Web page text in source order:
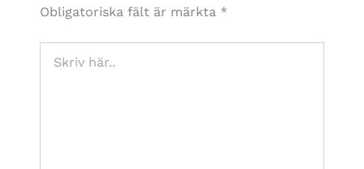
Obligatoriska fält är märkta *
här..